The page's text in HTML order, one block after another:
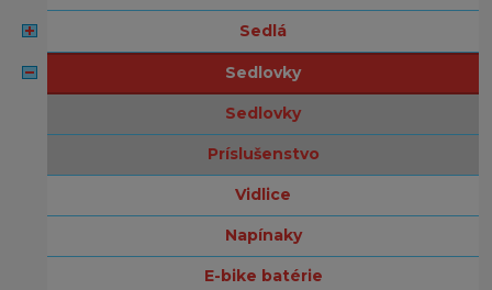
sedlá
sedlovky
sedlovky
príslušenstvo
vidlice
napínaky
e-bike batérie